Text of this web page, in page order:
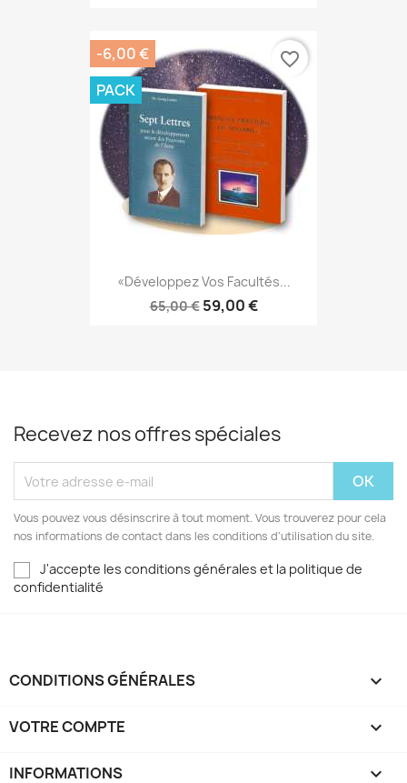
«Développez Vos Facultés...
65,00 € 59,00 €
-6,00 €
PACK
favorite_border
Recevez nos offres spéciales
Vous pouvez vous désinscrire à tout moment. Vous trouverez pour cela
nos informations de contact dans les conditions d'utilisation du site.
J'accepte les conditions générales et la politique de
confidentialité
CONDITIONS GÉNÉRALES 
VOTRE COMPTE 
INFORMATIONS keyboard_arrow_down